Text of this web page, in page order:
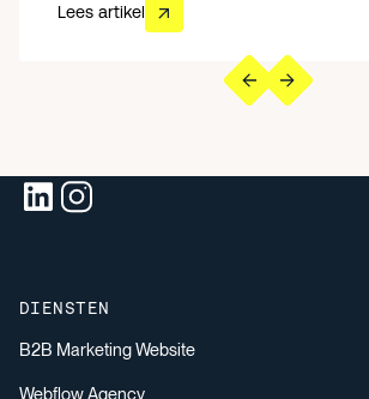
Lees artikel
DIENSTEN
B2B Marketing Website
Webflow Agency
Door je aan te melden voor de nieuwsbrief
. Je kan je ten alle